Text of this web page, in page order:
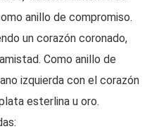
anillo de compromiso.
un corazón coronado,
Como anillo de
izquierda con el corazón
esterlina u oro.